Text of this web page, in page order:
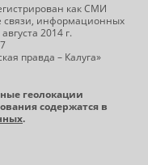
как СМИ
связи, информационных
2014 г.
правда – Калуга»
геолокации
содержатся в
.